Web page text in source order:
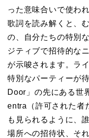
った意味合いで使わ
歌詞を読み解くと、
の、自分たちの特別
ジティブで招待的な
が示唆されます。ラ
特別なパーティーが
Door」の先にある世
entra（許可された者
も見られるように、
場所への招待状、そ